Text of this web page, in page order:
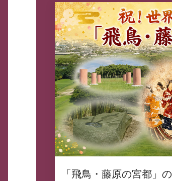
「飛鳥・藤原の宮都」